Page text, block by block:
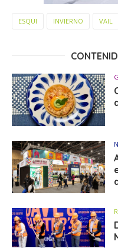
ESQUI INVIERNO VAIL